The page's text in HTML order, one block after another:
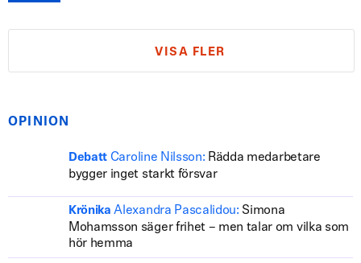
VISA FLER
OPINION
Debatt Caroline Nilsson: Rädda medarbetare
bygger inget starkt försvar
Krönika Alexandra Pascalidou: Simona
Mohamsson säger frihet – men talar om vilka som
hör hemma